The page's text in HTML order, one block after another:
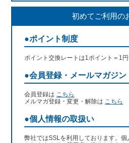
初めてご利用の
●ポイント制度
ポイント交換レートは1ポイント＝1円
●会員登録・メールマガジン
会員登録は こちら
メルマガ登録・変更・解除は こちら
●個人情報の取扱い
弊社ではSSLを利用しております。